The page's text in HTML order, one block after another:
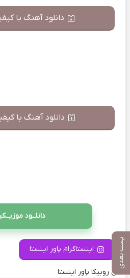
پست بعدی
دانلود آهنگ با
دانلود آهنگ با
دانلــود
اینستاگرام پاور اینستا
کانال روبیکا پاور اینستا